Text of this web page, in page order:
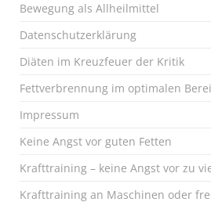
Bewegung als Allheilmittel
Datenschutzerklärung
Diäten im Kreuzfeuer der Kritik
Fettverbrennung im optimalen
Impressum
Keine Angst vor guten Fetten
Krafttraining – keine Angst vor zu
Krafttraining an Maschinen oder